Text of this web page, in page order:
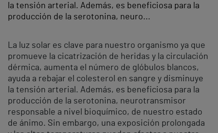
la tensión arterial. Además, es beneficiosa para la
producción de la serotonina, neuro...
La luz solar es clave para nuestro organismo ya que
promueve la cicatrización de heridas y la circulación
dérmica, aumenta el número de glóbulos blancos,
ayuda a rebajar el colesterol en sangre y disminuye
la tensión arterial. Además, es beneficiosa para la
producción de la serotonina, neurotransmisor
responsable a nivel bioquímico, de nuestro estado
de ánimo. Sin embargo, una exposición prolongada